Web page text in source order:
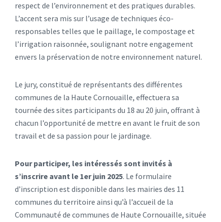
respect de l’environnement et des pratiques durables.
L’accent sera mis sur l’usage de techniques éco-
responsables telles que le paillage, le compostage et
l’irrigation raisonnée, soulignant notre engagement
envers la préservation de notre environnement naturel.
Le jury, constitué de représentants des différentes
communes de la Haute Cornouaille, effectuera sa
tournée des sites participants du 18 au 20 juin, offrant à
chacun l’opportunité de mettre en avant le fruit de son
travail et de sa passion pour le jardinage.
Pour participer, les intéressés sont invités à
s’inscrire avant le 1er juin 2025. Le formulaire
d’inscription est disponible dans les mairies des 11
communes du territoire ainsi qu’à l’accueil de la
Communauté de communes de Haute Cornouaille, située